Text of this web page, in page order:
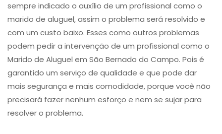
sempre indicado o auxílio de um profissional como o
marido de aluguel, assim o problema será resolvido e
com um custo baixo. Esses como outros problemas
podem pedir a intervenção de um profissional como o
Marido de Aluguel em São Bernado do Campo. Pois é
garantido um serviço de qualidade e que pode dar
mais segurança e mais comodidade, porque você não
precisará fazer nenhum esforço e nem se sujar para
resolver o problema.